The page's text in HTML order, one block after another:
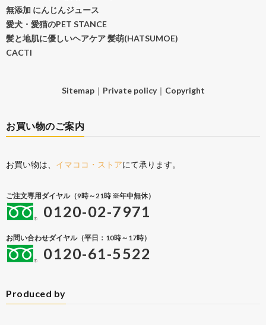
無添加 にんじんジュース
愛犬・愛猫のPET STANCE
髪と地肌に優しいヘアケア 髪萌(HATSUMOE)
CACTI
Sitemap｜ Private policy｜ Copyright
お買い物のご案内
お買い物は、 イマココ・ストアにて承ります。
ご注文専用ダイヤル（9時～21時 ※年中無休）
0120-02-7971
お問い合わせダイヤル（平日：10時～17時）
0120-61-5522
Produced by